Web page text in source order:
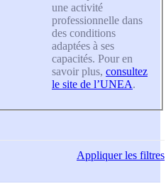
une activité
professionnelle dans
des conditions
adaptées à ses
capacités. Pour en
savoir plus, consultez
le site de l’UNEA.
Appliquerles filtres